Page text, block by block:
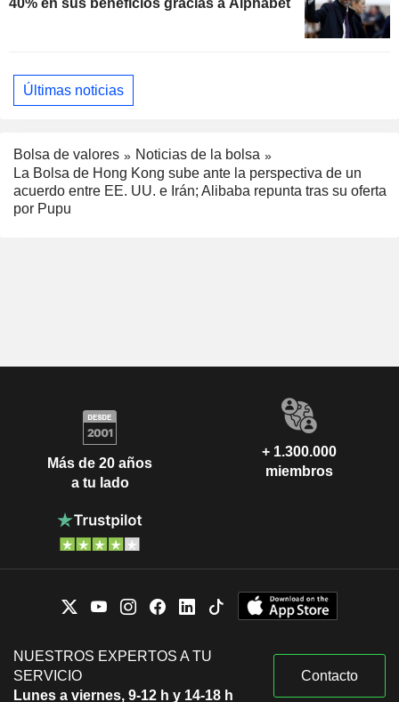
40% en sus beneficios gracias a Alphabet
Últimas noticias
Bolsa de valores
Noticias de la bolsa
La Bolsa de Hong Kong sube ante la perspectiva de un
acuerdo entre EE. UU. e Irán; Alibaba repunta tras su oferta
por Pupu
Más de 20 años
a tu lado
+ 1.300.000
miembros
NUESTROS EXPERTOS A TU
SERVICIO
Lunes a viernes, 9-12 h y 14-18 h
Contacto